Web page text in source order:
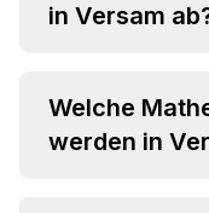
in Versam
Welche
werden in